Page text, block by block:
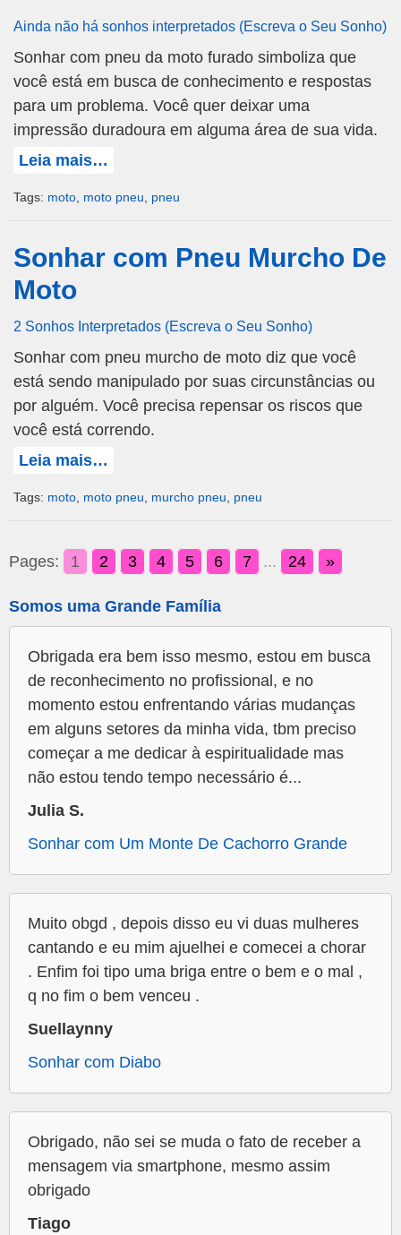
Ainda não há sonhos interpretados (Escreva o Seu Sonho)
Sonhar com pneu da moto furado simboliza que
você está em busca de conhecimento e respostas
para um problema. Você quer deixar uma
impressão duradoura em alguma área de sua vida.
Leia mais…
Tags: moto moto pneu pneu
Sonhar com Pneu Murcho De
Moto
2 Sonhos Interpretados (Escreva o Seu Sonho)
Sonhar com pneu murcho de moto diz que você
está sendo manipulado por suas circunstâncias ou
por alguém. Você precisa repensar os riscos que
você está correndo.
Leia mais…
Tags: moto moto pneu murcho pneu pneu
Pages: 1 2 3 4 5 6 7 ... 24 »
Somos uma Grande Família
Obrigada era bem isso mesmo, estou em busca
de reconhecimento no profissional, e no
momento estou enfrentando várias mudanças
em alguns setores da minha vida, tbm preciso
começar a me dedicar à espiritualidade mas
não estou tendo tempo necessário é...
Julia S.
Sonhar com Um Monte De Cachorro Grande
Muito obgd , depois disso eu vi duas mulheres
cantando e eu mim ajuelhei e comecei a chorar
. Enfim foi tipo uma briga entre o bem e o mal ,
q no fim o bem venceu .
Suellaynny
Sonhar com Diabo
Obrigado, não sei se muda o fato de receber a
mensagem via smartphone, mesmo assim
obrigado
Tiago